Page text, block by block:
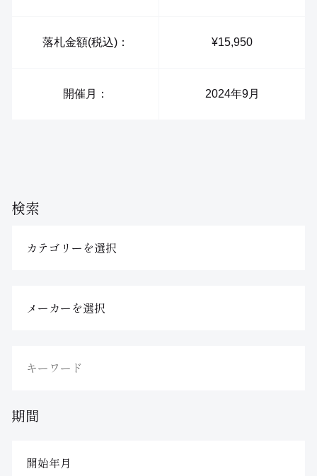
検索
期間
落札金額(税込)： ¥15,950
開催月： 2024年9月